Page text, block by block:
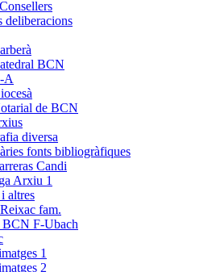
deliberacions
BCN
A
de BCN
diversa
fonts bibliogràfiques
Candi
Arxiu 1
altres
fam.
F-Ubach
1
2